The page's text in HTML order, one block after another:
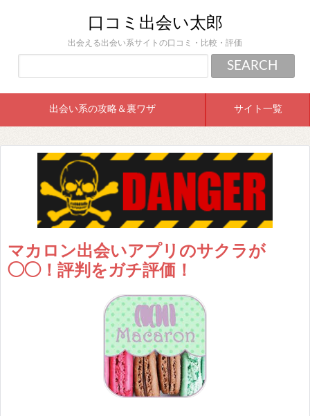
口コミ出会い太郎
出会える出会い系サイトの口コミ・比較・評価
出会い系の攻略＆裏ワザ サイト一覧
マカロン出会いアプリのサクラが
◯◯！評判をガチ評価！